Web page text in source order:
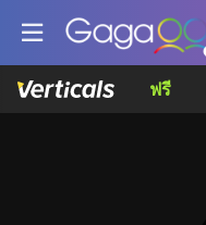
ฟรี